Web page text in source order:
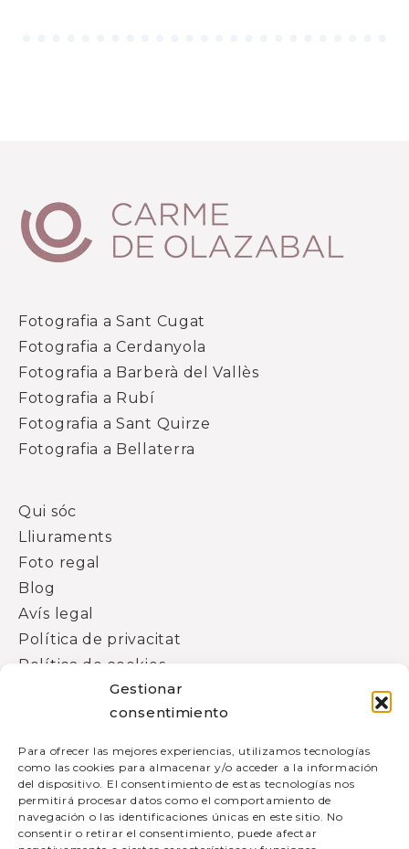
Gestionar
consentimiento
Para ofrecer las mejores experiencias, utilizamos tecnologías
como las cookies para almacenar y/o acceder a la información
del dispositivo. El consentimiento de estas tecnologías nos
permitirá procesar datos como el comportamiento de
navegación o las identificaciones únicas en este sitio. No
consentir o retirar el consentimiento, puede afectar
Fotografia a Sant Cugat
Fotografia a Cerdanyola
Fotografia a Barberà del Vallès
Fotografia a Rubí
Fotografia a Sant Quirze
Fotografia a Bellaterra
Qui sóc
Lliuraments
Foto regal
Blog
Avís legal
Política de privacitat
Política de cookies
Facebook
Instagram
649 295 823
info@carmedeolazabal.cat